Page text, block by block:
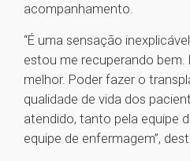
acompanhamento.
“É uma sensação
estou me recuperando
melhor. Poder fazer o
qualidade de vida dos
atendido, tanto pela equipe
equipe de enfermagem”,